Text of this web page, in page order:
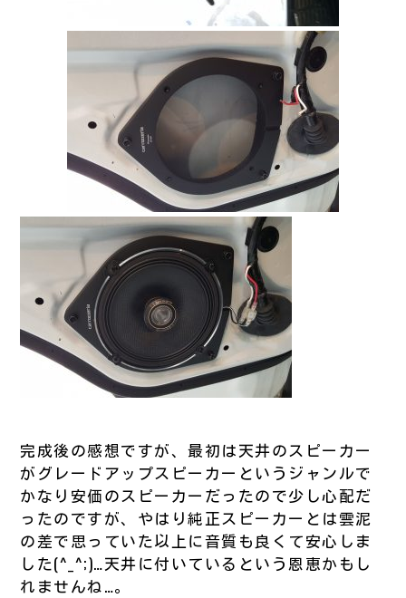
完成後の感想ですが、最初は天井のスピーカー
がグレードアップスピーカーというジャンルで
かなり安価のスピーカーだったので少し心配だ
ったのですが、やはり純正スピーカーとは雲泥
の差で思っていた以上に音質も良くて安心しま
した(^_^;)…天井に付いているという恩恵かもし
れませんね…。